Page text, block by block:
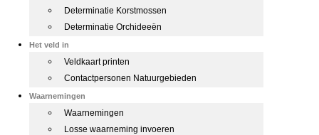
Determinatie Korstmossen
Determinatie Orchideeën
Het veld in
Veldkaart printen
Contactpersonen Natuurgebieden
Waarnemingen
Waarnemingen
Losse waarneming invoeren